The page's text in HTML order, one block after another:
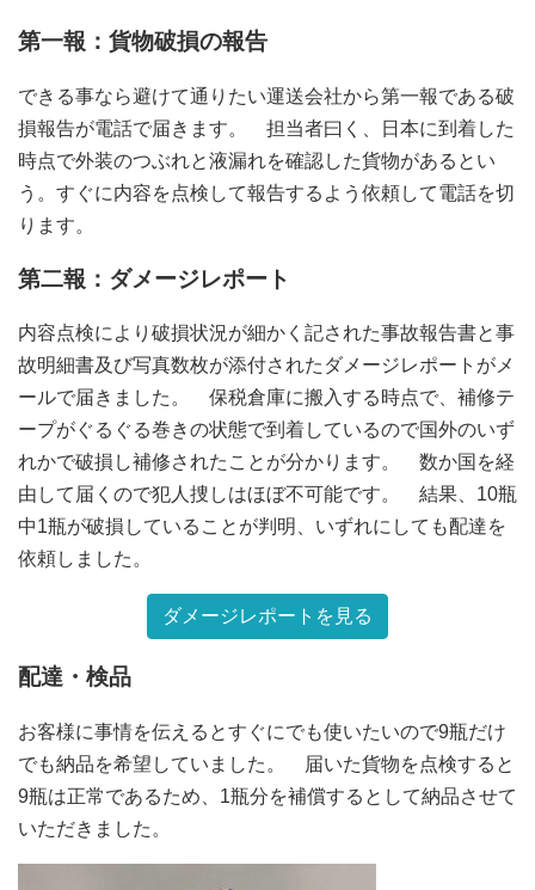
第一報：貨物破損の報告
できる事なら避けて通りたい運送会社から第一報である破
損報告が電話で届きます。 担当者曰く、日本に到着した
時点で外装のつぶれと液漏れを確認した貨物があるとい
う。すぐに内容を点検して報告するよう依頼して電話を切
ります。
第二報：ダメージレポート
内容点検により破損状況が細かく記された事故報告書と事
故明細書及び写真数枚が添付されたダメージレポートがメ
ールで届きました。 保税倉庫に搬入する時点で、補修テ
ープがぐるぐる巻きの状態で到着しているので国外のいず
れかで破損し補修されたことが分かります。 数か国を経
由して届くので犯人捜しはほぼ不可能です。 結果、10瓶
中1瓶が破損していることが判明、いずれにしても配達を
依頼しました。
ダメージレポートを見る
配達・検品
お客様に事情を伝えるとすぐにでも使いたいので9瓶だけ
でも納品を希望していました。 届いた貨物を点検すると
9瓶は正常であるため、1瓶分を補償するとして納品させて
いただきました。